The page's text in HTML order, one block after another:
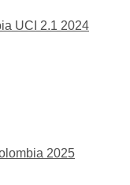
UCI 2.1 2024
2025